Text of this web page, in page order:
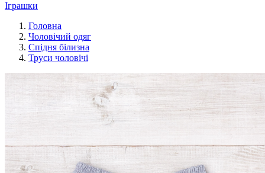
Іграшки
Головна
Чоловічий одяг
Спідня білизна
Труси чоловічі